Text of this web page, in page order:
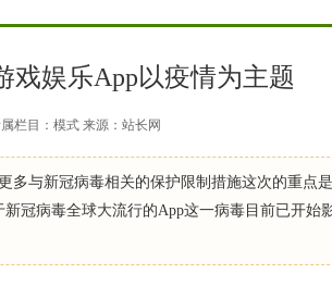
戏娱乐App以疫情为主题
栏目：模式 来源：站长网
多与新冠病毒相关的保护限制措施这次的重点
冠病毒全球大流行的App这一病毒目前已开始